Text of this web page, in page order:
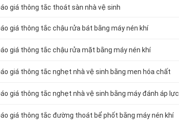
giá thông tắc thoát sàn nhà vệ sinh
giá thông tắc chậu rửa bát bằng máy nén khí
giá thông tắc chậu rửa mặt bằng máy nén khí
giá thông tắc nghẹt nhà vệ sinh bằng men hóa chất
giá thông tắc nghẹt nhà vệ sinh bằng máy đánh áp lực
giá thông tắc đường thoát bể phốt bằng máy nén khí